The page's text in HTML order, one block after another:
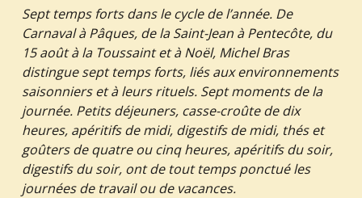
Sept temps forts dans le cycle de l’année. De
Carnaval à Pâques, de la Saint-Jean à Pentecôte, du
15 août à la Toussaint et à Noël, Michel Bras
distingue sept temps forts, liés aux environnements
saisonniers et à leurs rituels. Sept moments de la
journée. Petits déjeuners, casse-croûte de dix
heures, apéritifs de midi, digestifs de midi, thés et
goûters de quatre ou cinq heures, apéritifs du soir,
digestifs du soir, ont de tout temps ponctué les
journées de travail ou de vacances.